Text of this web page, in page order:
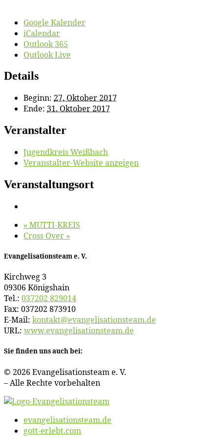
Google Kalender
iCalendar
Outlook 365
Outlook Live
Details
Beginn: 27. Oktober 2017
Ende: 31. Oktober 2017
Veranstalter
Ju­gend­kreis Weißbach
Veranstalter-Website anzeigen
Veranstaltungsort
« MUTTI-KREIS
Cross Over »
Evan­ge­li­sa­ti­ons­team e. V.
Kirch­weg 3
09306 Königshain
Tel.: 037202 829014
Fax: 037202 873910
E‑Mail: kontakt@​evangelisationsteam.​de
URL: www​.evan​ge​li​sa​ti​ons​team​.de
Sie fin­den uns auch bei:
© 2026 Evan­ge­li­sa­ti­ons­team e. V.
– Al­le Rech­te vorbehalten
evangelisationsteam.de
gott-erlebt.com